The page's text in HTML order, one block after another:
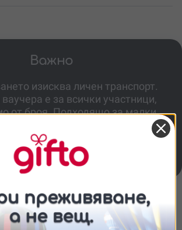
Важно
изисква личен транспорт.
е за всички участници,
от броя. Подходящо за малки
ще получиш pdf файл с
Подробности Относно